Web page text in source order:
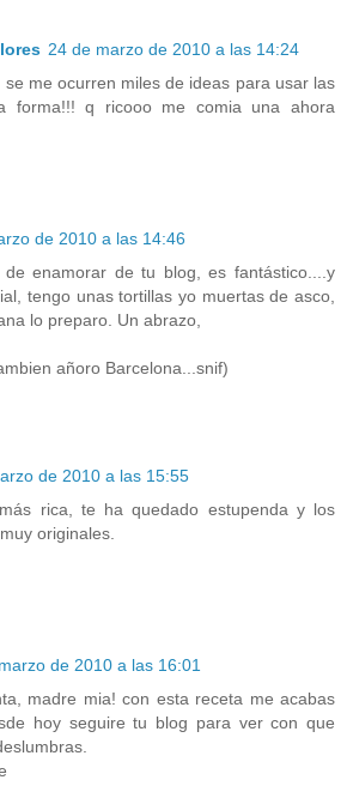
24 de marzo de 2010 a las 14:24
se me ocurren miles de ideas para usar las
forma!!! q ricooo me comia una ahora
de 2010 a las 14:46
de enamorar de tu blog, es fantástico....y
tengo unas tortillas yo muertas de asco,
lo preparo. Un abrazo,
añoro Barcelona...snif)
de 2010 a las 15:55
rica, te ha quedado estupenda y los
originales.
de 2010 a las 16:01
madre mia! con esta receta me acabas
hoy seguire tu blog para ver con que